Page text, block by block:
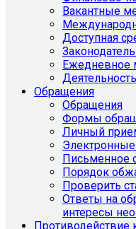
Вакантные
Доступная
Ежедневное
Деятельность
Обращения
Обращения
Формы
Личный
Письменное
Порядок
Проверить
Ответы на
интересы
Противодействие